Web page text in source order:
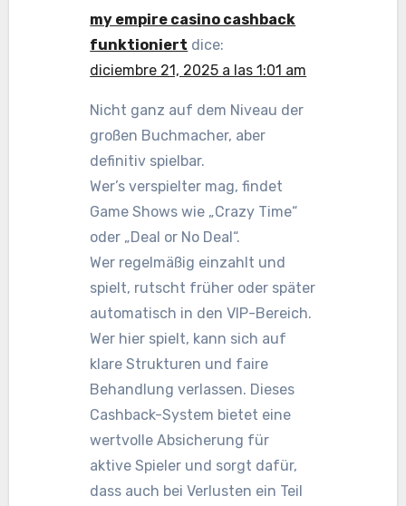
my empire casino cashback
funktioniert dice:
diciembre 21, 2025 a las 1:01 am
Nicht ganz auf dem Niveau der
großen Buchmacher, aber
definitiv spielbar.
Wer’s verspielter mag, findet
Game Shows wie „Crazy Time“
oder „Deal or No Deal“.
Wer regelmäßig einzahlt und
spielt, rutscht früher oder später
automatisch in den VIP-Bereich.
Wer hier spielt, kann sich auf
klare Strukturen und faire
Behandlung verlassen. Dieses
Cashback-System bietet eine
wertvolle Absicherung für
aktive Spieler und sorgt dafür,
dass auch bei Verlusten ein Teil